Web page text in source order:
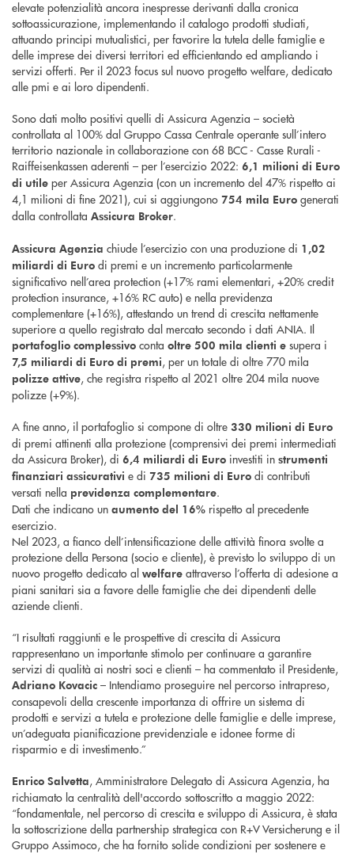
elevate potenzialità ancora inespresse derivanti dalla cronica
sottoassicurazione, implementando il catalogo prodotti studiati,
attuando principi mutualistici, per favorire la tutela delle famiglie e
delle imprese dei diversi territori ed efficientando ed ampliando i
servizi offerti. Per il 2023 focus sul nuovo progetto welfare, dedicato
alle pmi e ai loro dipendenti.
Sono dati molto positivi quelli di Assicura Agenzia – società
controllata al 100% dal Gruppo Cassa Centrale operante sull’intero
territorio nazionale in collaborazione con 68 BCC - Casse Rurali -
Raiffeisenkassen aderenti – per l’esercizio 2022: 6,1 milioni di Euro
di utile per Assicura Agenzia (con un incremento del 47% rispetto ai
4,1 milioni di fine 2021), cui si aggiungono 754 mila Euro generati
dalla controllata Assicura Broker.
Assicura Agenzia chiude l’esercizio con una produzione di 1,02
miliardi di Euro di premi e un incremento particolarmente
significativo nell’area protection (+17% rami elementari, +20% credit
protection insurance, +16% RC auto) e nella previdenza
complementare (+16%), attestando un trend di crescita nettamente
superiore a quello registrato dal mercato secondo i dati ANIA. Il
portafoglio complessivo conta oltre 500 mila clienti e supera i
7,5 miliardi di Euro di premi, per un totale di oltre 770 mila
polizze attive, che registra rispetto al 2021 oltre 204 mila nuove
polizze (+9%).
A fine anno, il portafoglio si compone di oltre 330 milioni di Euro
di premi attinenti alla protezione (comprensivi dei premi intermediati
da Assicura Broker), di 6,4 miliardi di Euro investiti in strumenti
finanziari assicurativi e di 735 milioni di Euro di contributi
versati nella previdenza complementare.
Dati che indicano un aumento del 16% rispetto al precedente
esercizio.
Nel 2023, a fianco dell’intensificazione delle attività finora svolte a
protezione della Persona (socio e cliente), è previsto lo sviluppo di un
nuovo progetto dedicato al welfare attraverso l’offerta di adesione a
piani sanitari sia a favore delle famiglie che dei dipendenti delle
aziende clienti.
“I risultati raggiunti e le prospettive di crescita di Assicura
rappresentano un importante stimolo per continuare a garantire
servizi di qualità ai nostri soci e clienti – ha commentato il Presidente,
Adriano Kovacic – Intendiamo proseguire nel percorso intrapreso,
consapevoli della crescente importanza di offrire un sistema di
prodotti e servizi a tutela e protezione delle famiglie e delle imprese,
un’adeguata pianificazione previdenziale e idonee forme di
risparmio e di investimento.”
Enrico Salvetta, Amministratore Delegato di Assicura Agenzia, ha
richiamato la centralità dell'accordo sottoscritto a maggio 2022:
“fondamentale, nel percorso di crescita e sviluppo di Assicura, è stata
la sottoscrizione della partnership strategica con R+V Versicherung e il
Gruppo Assimoco, che ha fornito solide condizioni per sostenere e